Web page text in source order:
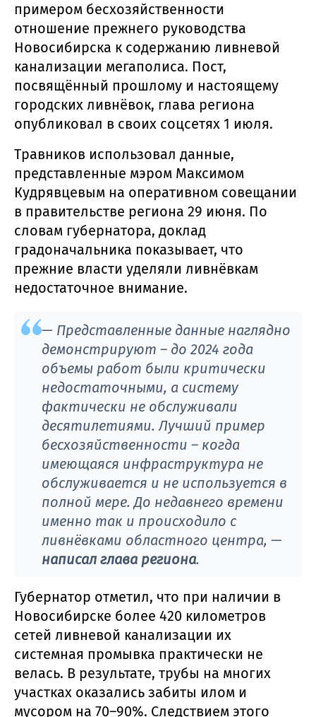
примером бесхозяйственности
отношение прежнего руководства
Новосибирска к содержанию ливневой
канализации мегаполиса. Пост,
посвящённый прошлому и настоящему
городских ливнёвок, глава региона
опубликовал в своих соцсетях 1 июля.
Травников использовал данные,
представленные мэром Максимом
Кудрявцевым на оперативном совещании
в правительстве региона 29 июня. По
словам губернатора, доклад
градоначальника показывает, что
прежние власти уделяли ливнёвкам
недостаточное внимание.
— Представленные данные наглядно
демонстрируют – до 2024 года
объемы работ были критически
недостаточными, а систему
фактически не обслуживали
десятилетиями. Лучший пример
бесхозяйственности – когда
имеющаяся инфраструктура не
обслуживается и не используется в
полной мере. До недавнего времени
именно так и происходило с
ливнёвками областного центра, —
написал глава региона.
Губернатор отметил, что при наличии в
Новосибирске более 420 километров
сетей ливневой канализации их
системная промывка практически не
велась. В результате, трубы на многих
участках оказались забиты илом и
мусором на 70–90%. Следствием этого